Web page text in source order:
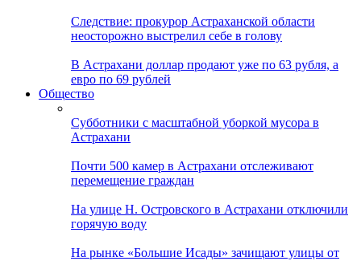
Следствие: прокурор Астраханской области
неосторожно выстрелил себе в голову
В Астрахани доллар продают уже по 63 рубля, а
евро по 69 рублей
Общество
Субботники с масштабной уборкой мусора в
Астрахани
Почти 500 камер в Астрахани отслеживают
перемещение граждан
На улице Н. Островского в Астрахани отключили
горячую воду
На рынке «Большие Исады» зачищают улицы от